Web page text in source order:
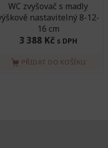
WC zvyšovač s madly
nastavitelný 8-12-
16 cm
3 388 Kč s DPH
PŘIDAT DO KOŠÍKU